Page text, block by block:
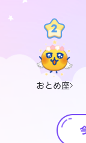
おとめ座